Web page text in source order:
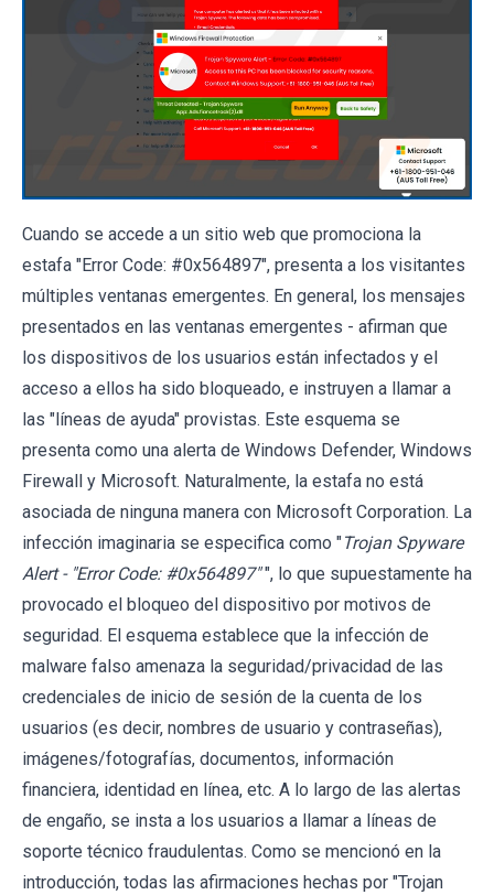
Cuando se accede a un sitio web que promociona la
estafa "Error Code: #0x564897", presenta a los visitantes
múltiples ventanas emergentes. En general, los mensajes
presentados en las ventanas emergentes - afirman que
los dispositivos de los usuarios están infectados y el
acceso a ellos ha sido bloqueado, e instruyen a llamar a
las "líneas de ayuda" provistas. Este esquema se
presenta como una alerta de Windows Defender, Windows
Firewall y Microsoft. Naturalmente, la estafa no está
asociada de ninguna manera con Microsoft Corporation. La
infección imaginaria se especifica como "Trojan Spyware
Alert - "Error Code: #0x564897" ", lo que supuestamente ha
provocado el bloqueo del dispositivo por motivos de
seguridad. El esquema establece que la infección de
malware falso amenaza la seguridad/privacidad de las
credenciales de inicio de sesión de la cuenta de los
usuarios (es decir, nombres de usuario y contraseñas),
imágenes/fotografías, documentos, información
financiera, identidad en línea, etc. A lo largo de las alertas
de engaño, se insta a los usuarios a llamar a líneas de
soporte técnico fraudulentas. Como se mencionó en la
introducción, todas las afirmaciones hechas por "Trojan